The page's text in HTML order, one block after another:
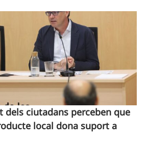
dels ciutadans perceben que
local dona suport a